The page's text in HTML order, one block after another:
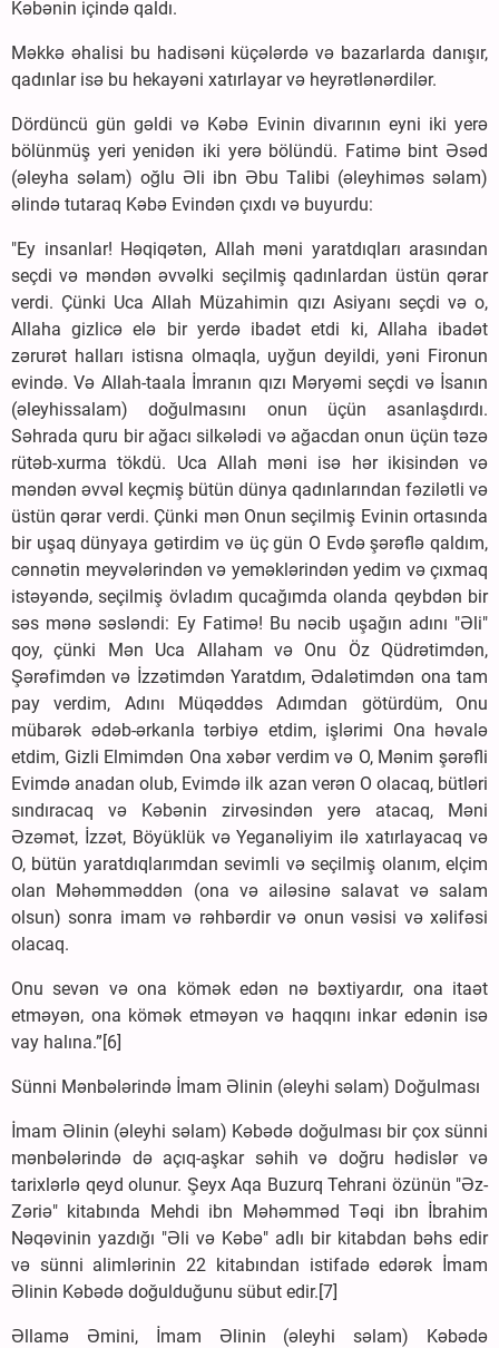
Kəbənin içində qaldı.
Məkkə əhalisi bu hadisəni küçələrdə və bazarlarda danışır,
qadınlar isə bu hekayəni xatırlayar və heyrətlənərdilər.
Dördüncü gün gəldi və Kəbə Evinin divarının eyni iki yerə
bölünmüş yeri yenidən iki yerə bölündü. Fatimə bint Əsəd
(əleyha səlam) oğlu Əli ibn Əbu Talibi (əleyhiməs səlam)
əlində tutaraq Kəbə Evindən çıxdı və buyurdu:
"Ey insanlar! Həqiqətən, Allah məni yaratdıqları arasından
seçdi və məndən əvvəlki seçilmiş qadınlardan üstün qərar
verdi. Çünki Uca Allah Müzahimin qızı Asiyanı seçdi və o,
Allaha gizlicə elə bir yerdə ibadət etdi ki, Allaha ibadət
zərurət halları istisna olmaqla, uyğun deyildi, yəni Fironun
evində. Və Allah-taala İmranın qızı Məryəmi seçdi və İsanın
(əleyhissalam) doğulmasını onun üçün asanlaşdırdı.
Səhrada quru bir ağacı silkələdi və ağacdan onun üçün təzə
rütəb-xurma tökdü. Uca Allah məni isə hər ikisindən və
məndən əvvəl keçmiş bütün dünya qadınlarından fəzilətli və
üstün qərar verdi. Çünki mən Onun seçilmiş Evinin ortasında
bir uşaq dünyaya gətirdim və üç gün O Evdə şərəflə qaldım,
cənnətin meyvələrindən və yeməklərindən yedim və çıxmaq
istəyəndə, seçilmiş övladım qucağımda olanda qeybdən bir
səs mənə səsləndi: Ey Fatimə! Bu nəcib uşağın adını "Əli"
qoy, çünki Mən Uca Allaham və Onu Öz Qüdrətimdən,
Şərəfimdən və İzzətimdən Yaratdım, Ədalətimdən ona tam
pay verdim, Adını Müqəddəs Adımdan götürdüm, Onu
mübarək ədəb-ərkanla tərbiyə etdim, işlərimi Ona həvalə
etdim, Gizli Elmimdən Ona xəbər verdim və O, Mənim şərəfli
Evimdə anadan olub, Evimdə ilk azan verən O olacaq, bütləri
sındıracaq və Kəbənin zirvəsindən yerə atacaq, Məni
Əzəmət, İzzət, Böyüklük və Yeganəliyim ilə xatırlayacaq və
O, bütün yaratdıqlarımdan sevimli və seçilmiş olanım, elçim
olan Məhəmməddən (ona və ailəsinə salavat və salam
olsun) sonra imam və rəhbərdir və onun vəsisi və xəlifəsi
olacaq.
Onu sevən və ona kömək edən nə bəxtiyardır, ona itaət
etməyən, ona kömək etməyən və haqqını inkar edənin isə
vay halına.”[6]
Sünni Mənbələrində İmam Əlinin (əleyhi səlam) Doğulması
İmam Əlinin (əleyhi səlam) Kəbədə doğulması bir çox sünni
mənbələrində də açıq-aşkar səhih və doğru hədislər və
tarixlərlə qeyd olunur. Şeyx Aqa Buzurq Tehrani özünün "Əz-
Zəriə" kitabında Mehdi ibn Məhəmməd Təqi ibn İbrahim
Nəqəvinin yazdığı "Əli və Kəbə" adlı bir kitabdan bəhs edir
və sünni alimlərinin 22 kitabından istifadə edərək İmam
Əlinin Kəbədə doğulduğunu sübut edir.[7]
Əllamə Əmini, İmam Əlinin (əleyhi səlam) Kəbədə